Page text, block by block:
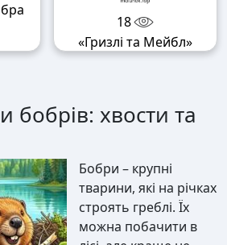
18
«Гризлі та Мейбл»
бобрів: хвости та
Бобри – крупні
тварини, які на річках
строять греблі. Їх
можна побачити в